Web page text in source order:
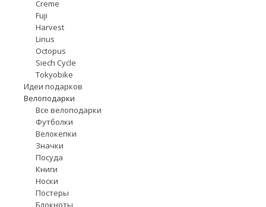
Creme
Fuji
Harvest
Linus
Octopus
Siech Cycle
Tokyobike
Идеи подарков
Велоподарки
Все велоподарки
Футболки
Велокепки
Значки
Посуда
Книги
Носки
Постеры
Блокноты